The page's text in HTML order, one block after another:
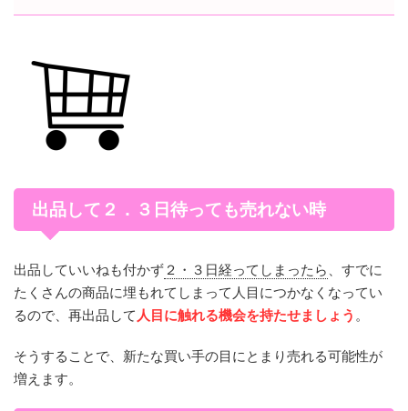
出品して２．３日待っても売れない時
出品していいねも付かず ２・３日経ってしまったら
、すでに
たくさんの商品に埋もれてしまって人目につかなくなってい
るので、再出品して 人目に触れる機会を持たせましょう 。
そうすることで、新たな買い手の目にとまり売れる可能性が
増えます。